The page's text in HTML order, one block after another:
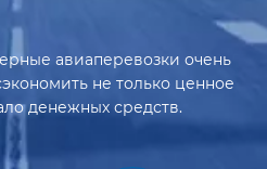
авиаперевозки очень
не только ценное
денежных средств.